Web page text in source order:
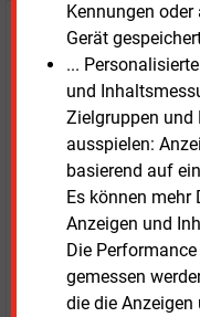
Kennungen
Gerät
...
und
Zielgruppen und
ausspielen:
basierend auf
Es können mehr
Anzeigen und
Die
gemessen
die die
Testen SieE&M
unverbindlich
Zwei Wochen
Zugang auf
Prognose- und
+ einmal täglich
+ zwei
ohne
JETZT